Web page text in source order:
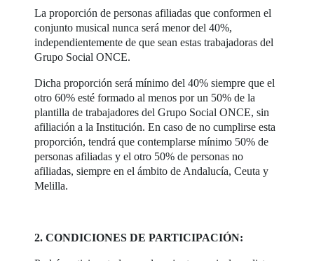
La proporción de personas afiliadas que conformen el
conjunto musical nunca será menor del 40%,
independientemente de que sean estas trabajadoras del
Grupo Social ONCE.
Dicha proporción será mínimo del 40% siempre que el
otro 60% esté formado al menos por un 50% de la
plantilla de trabajadores del Grupo Social ONCE, sin
afiliación a la Institución. En caso de no cumplirse esta
proporción, tendrá que contemplarse mínimo 50% de
personas afiliadas y el otro 50% de personas no
afiliadas, siempre en el ámbito de Andalucía, Ceuta y
Melilla.
2. CONDICIONES DE PARTICIPACIÓN: